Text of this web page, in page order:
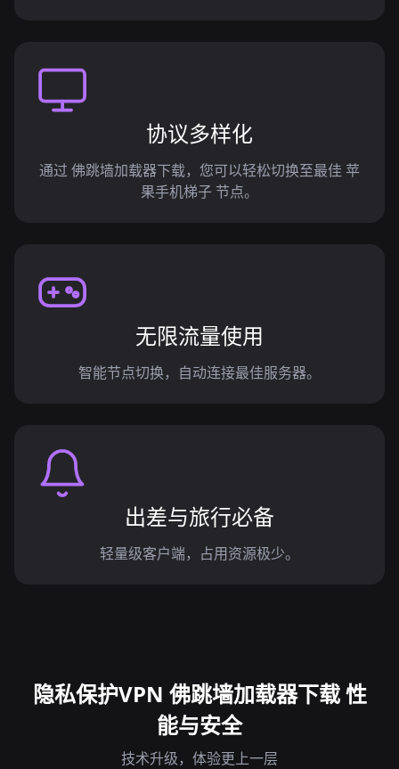
协议多样化
通过 佛跳墙加载器下载，您可以轻松切换至最佳 苹
果手机梯子 节点。
无限流量使用
智能节点切换，自动连接最佳服务器。
出差与旅行必备
轻量级客户端，占用资源极少。
隐私保护VPN 佛跳墙加载器下载 性
能与安全
技术升级，体验更上一层